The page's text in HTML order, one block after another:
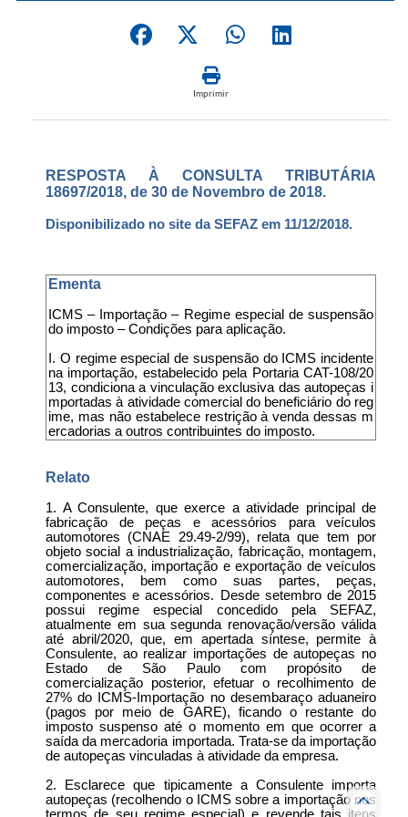
Imprimir
RESPOSTA À CONSULTA TRIBUTÁRIA
18697/2018, de 30 de Novembro de 2018.
Disponibilizado no site da SEFAZ em 11/12/2018.
Ementa
ICMS – Importação – Regime especial de suspensão
do imposto – Condições para aplicação.
I. O regime especial de suspensão do ICMS incidente
na importação, estabelecido pela Portaria CAT-108/20
13, condiciona a vinculação exclusiva das autopeças i
mportadas à atividade comercial do beneficiário do reg
ime, mas não estabelece restrição à venda dessas m
ercadorias a outros contribuintes do imposto.
Relato
1. A Consulente, que exerce a atividade principal de
fabricação de peças e acessórios para veículos
automotores (CNAE 29.49-2/99), relata que tem por
objeto social a industrialização, fabricação, montagem,
comercialização, importação e exportação de veículos
automotores, bem como suas partes, peças,
componentes e acessórios. Desde setembro de 2015
possui regime especial concedido pela SEFAZ,
atualmente em sua segunda renovação/versão válida
até abril/2020, que, em apertada síntese, permite à
Consulente, ao realizar importações de autopeças no
Estado de São Paulo com propósito de
comercialização posterior, efetuar o recolhimento de
27% do ICMS-Importação no desembaraço aduaneiro
(pagos por meio de GARE), ficando o restante do
imposto suspenso até o momento em que ocorrer a
saída da mercadoria importada. Trata-se da importação
de autopeças vinculadas à atividade da empresa.
2. Esclarece que tipicamente a Consulente importa
autopeças (recolhendo o ICMS sobre a importação nos